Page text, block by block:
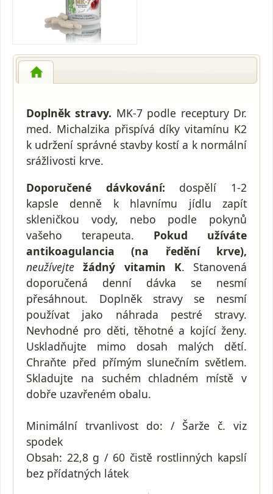
Doplněk stravy. MK-7 podle receptury Dr.
med. Michalzika přispívá díky vitamínu K2
k udržení správné stavby kostí a k normální
srážlivosti krve.
Doporučené dávkování: dospělí 1-2
kapsle denně k hlavnímu jídlu zapít
skleničkou vody, nebo podle pokynů
vašeho terapeuta. Pokud užíváte
antikoagulancia (na ředění krve),
neužívejte žádný vitamin K. Stanovená
doporučená denní dávka se nesmí
přesáhnout. Doplněk stravy se nesmí
používat jako náhrada pestré stravy.
Nevhodné pro děti, těhotné a kojící ženy.
Uskladňujte mimo dosah malých dětí.
Chraňte před přímým slunečním světlem.
Skladujte na suchém chladném místě v
dobře uzavřeném obalu.
Minimální trvanlivost do: / Šarže č. viz
spodek
Obsah: 22,8 g / 60 čistě rostlinných kapslí
bez přídatných látek